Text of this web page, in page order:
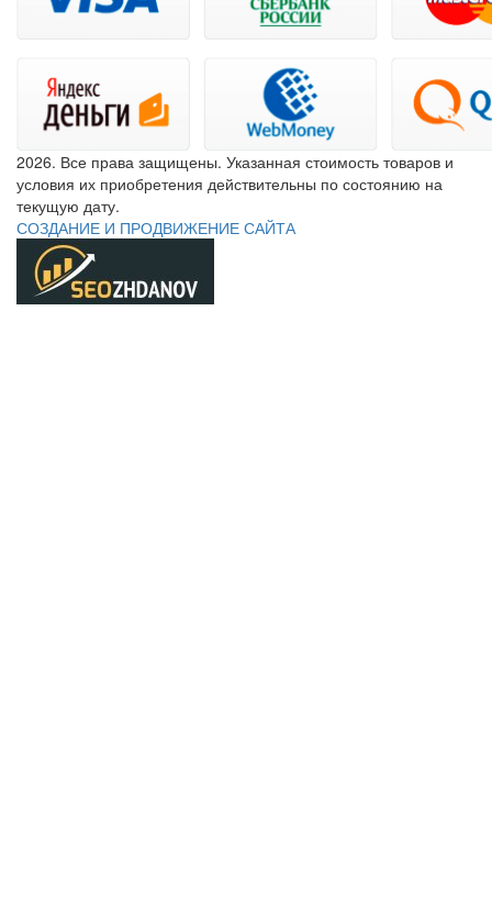
2026. Все права защищены. Указанная стоимость товаров и
условия их приобретения действительны по состоянию на
текущую дату.
СОЗДАНИЕ И ПРОДВИЖЕНИЕ САЙТА